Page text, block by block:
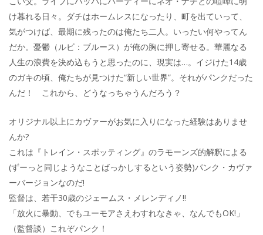
け暮れる日々。ダチはホームレスになったり、町を出ていって、
気がつけば、最期に残ったのは俺たち二人。いったい何やってん
だか。憂鬱（ルビ：ブルース）が俺の胸に押し寄せる。華麗なる
人生の浪費を決め込もうと思ったのに、現実は…。イジけた14歳
のガキの頃、俺たちが見つけた“新しい世界”。それがパンクだった
んだ！ これから、どうなっちゃうんだろう？
オリジナル以上にカヴァーがお気に入りになった経験はありませ
んか?
これは『トレイン・スポッティング』のラモーンズ的解釈による
(ずーっと同じようなことばっかしするという姿勢)パンク・カヴァ
ーバージョンなのだ!
監督は、若干30歳のジェームス・メレンディノ!!
「放火に暴動、でもユーモアさえわすれなきゃ、なんでもOK!」
（監督談）これぞパンク！